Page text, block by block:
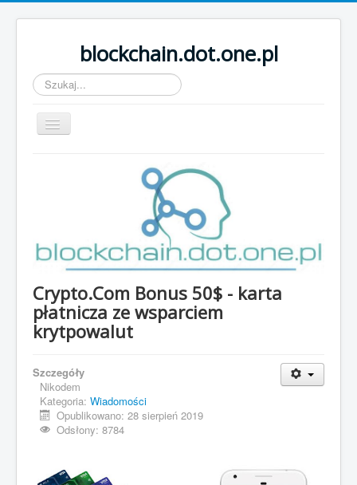
blockchain.dot.one.pl
Szukaj...
Przełącz
nawigację
Kontakt
FAQs
Linki
O stronie...
Crypto.Com Bonus 50$ - karta
płatnicza ze wsparciem
krytpowalut
Szczegóły
Nikodem
Kategoria: Wiadomości
Opublikowano: 28 sierpień 2019
Odsłony: 8784